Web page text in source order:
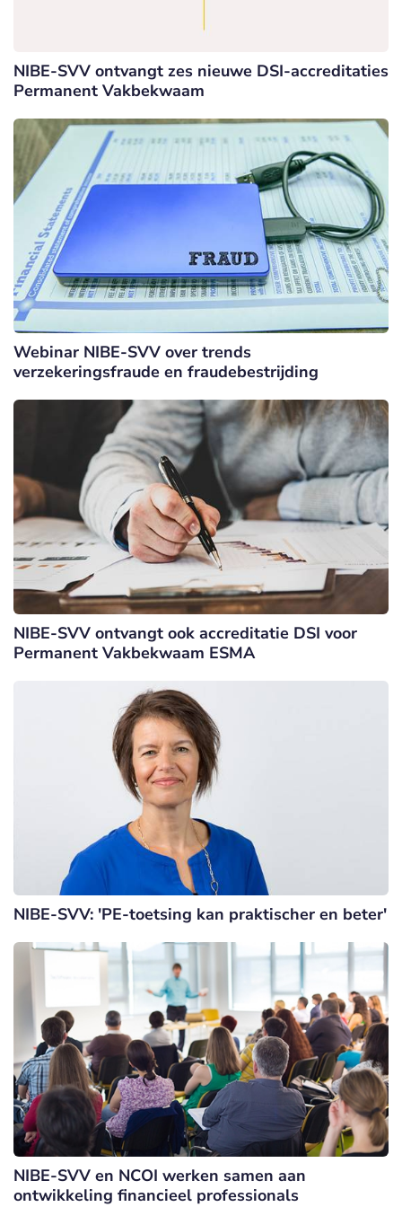
NIBE-SVV ontvangt zes nieuwe DSI-accreditaties
Permanent Vakbekwaam
Webinar NIBE-SVV over trends
verzekeringsfraude en fraudebestrijding
NIBE-SVV ontvangt ook accreditatie DSI voor
Permanent Vakbekwaam ESMA
NIBE-SVV: 'PE-toetsing kan praktischer en beter'
NIBE-SVV en NCOI werken samen aan
ontwikkeling financieel professionals